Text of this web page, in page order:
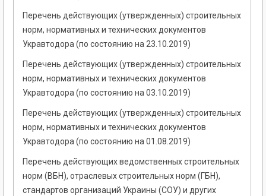
Перечень действующих (утвержденных) строительных
норм, нормативных и технических документов
Укравтодора (по состоянию на 23.10.2019)
Перечень действующих (утвержденных) строительных
норм, нормативных и технических документов
Укравтодора (по состоянию на 03.10.2019)
Перечень действующих (утвержденных) строительных
норм, нормативных и технических документов
Укравтодора (по состоянию на 01.08.2019)
Перечень действующих ведомственных строительных
норм (ВБН), отраслевых строительных норм (ГБН),
стандартов организаций Украины (СОУ) и других